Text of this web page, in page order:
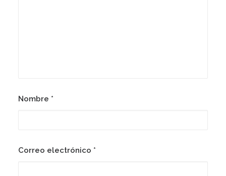
Nombre *
Correo electrónico *